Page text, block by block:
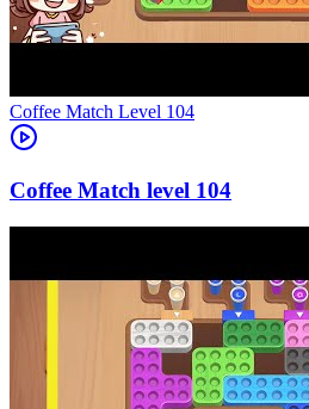
Level 104
104